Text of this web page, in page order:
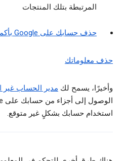
المرتبطة بتلك المنتجات
حذف حسابك على Google بأكمله
حذف معلوماتك
وأخيرًا، يسمح لك مدير الحساب غير
استخدام حسابك بشكلٍ غير متوقع.